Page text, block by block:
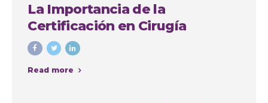
La Importancia de la
Certificación en Cirugía
Plástica: Consejos y Casos de
Éxito en Colombia
Read more